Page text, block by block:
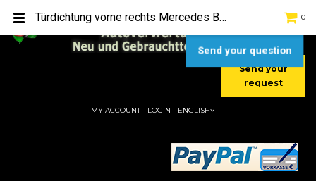
[+49] (0) 2232-5205
[+49] (0) 177 / 4080033
Send your
request
0
MY ACCOUNT LOGIN ENGLISH
Türdichtung vorne rechts Mercedes Benz W245 Beifahrerseite
Send your question